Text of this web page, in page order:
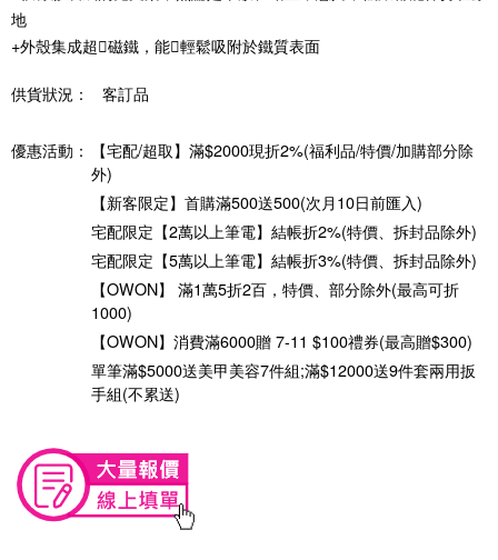
地
+外殼集成超磁鐵，能輕鬆吸附於鐵質表面
供貨狀況： 客訂品
優惠活動：
【宅配/超取】滿$2000現折2%(福利品/特價/加購部分除
外)
【新客限定】首購滿500送500(次月10日前匯入)
宅配限定【2萬以上筆電】結帳折2%(特價、拆封品除外)
宅配限定【5萬以上筆電】結帳折3%(特價、拆封品除外)
【OWON】 滿1萬5折2百，特價、部分除外(最高可折
1000)
【OWON】消費滿6000贈 7-11 $100禮券(最高贈$300)
單筆滿$5000送美甲美容7件組;滿$12000送9件套兩用扳
手組(不累送)